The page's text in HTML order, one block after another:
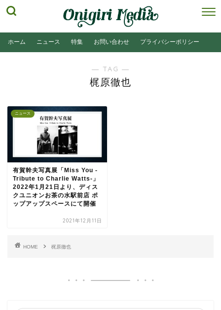
ホーム ニュース 特集 お問い合わせ プライバシーポリシー
― TAG ―
梶原徹也
ニュース
有賀幹夫写真展「Miss You -
Tribute to Charlie Watts-」
2022年1月21日より、ディス
クユニオンお茶の水駅前店 ポ
ップアップスペースにて開催
2021年12月11日
HOME 梶原徹也